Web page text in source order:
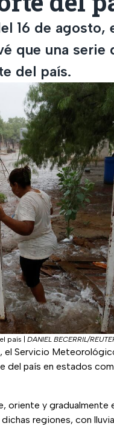
16 de agosto,
que una serie
del país.
país DANIEL BECERRIL/
el Servicio
del país en estados
oriente y gradualmente
regiones, con